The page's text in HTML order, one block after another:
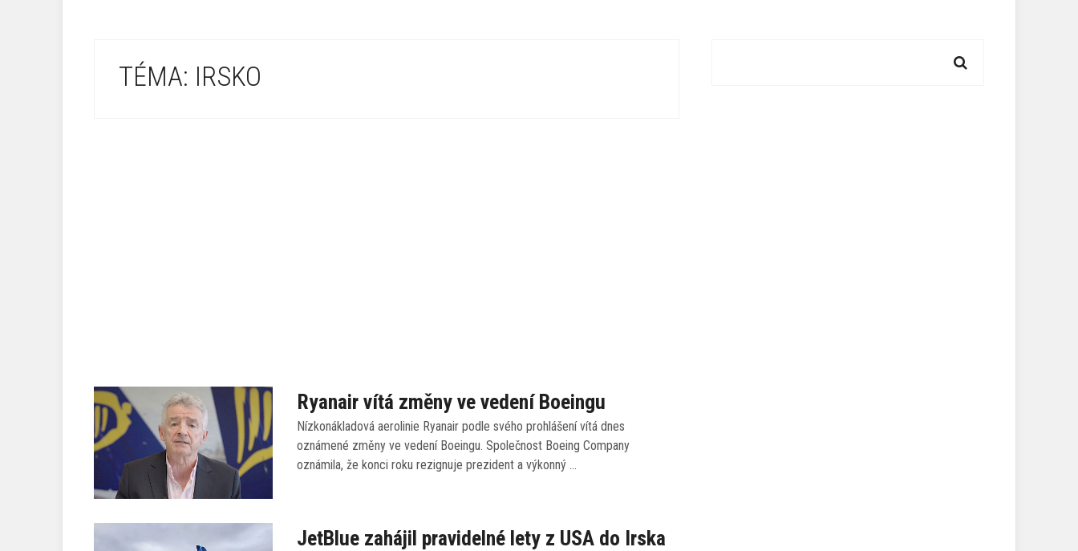
TÉMA: IRSKO
Ryanair vítá změny ve vedení Boeingu
Nízkonákladová aerolinie Ryanair podle svého prohlášení vítá dnes
oznámené změny ve vedení Boeingu. Společnost Boeing Company
oznámila, že konci roku rezignuje prezident a výkonný …
JetBlue zahájil pravidelné lety z USA do Irska